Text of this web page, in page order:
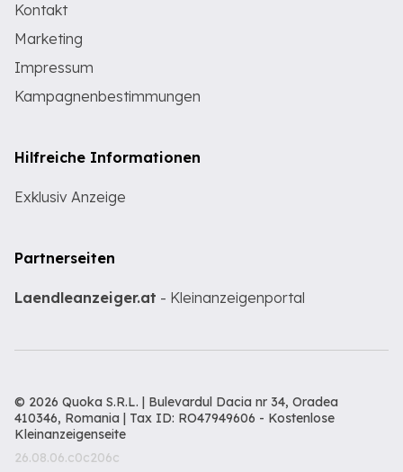
Kontakt
Marketing
Impressum
Kampagnenbestimmungen
Hilfreiche Informationen
Exklusiv Anzeige
Partnerseiten
Laendleanzeiger.at - Kleinanzeigenportal
© 2026 Quoka S.R.L. | Bulevardul Dacia nr 34, Oradea
410346, Romania | Tax ID: RO47949606 - Kostenlose
Kleinanzeigenseite
26.08.06.c0c206c